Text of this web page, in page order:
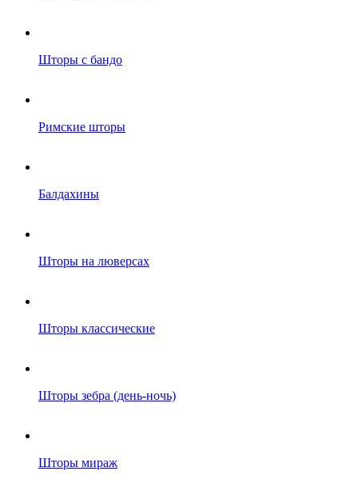
Шторы с бандо
Римские шторы
Балдахины
Шторы на люверсах
Шторы классические
Шторы зебра (день-ночь)
Шторы мираж